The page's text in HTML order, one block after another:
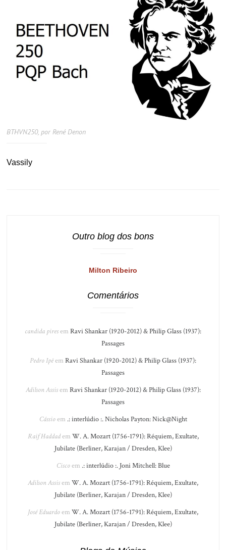
BTHVN250, por René Denon
Vassily
Outro blog dos bons
Milton Ribeiro
Comentários
candida piresem Ravi Shankar (1920-2012) & Philip Glass (1937):
Passages
Pedro Ipêem Ravi Shankar (1920-2012) & Philip Glass (1937):
Passages
Adilson Assisem Ravi Shankar (1920-2012) & Philip Glass (1937):
Passages
Cássioem .: interlúdio :. Nicholas Payton: Nick@Night
Raif Haddadem W. A. Mozart (1756-1791): Réquiem, Exultate,
Jubilate (Berliner, Karajan / Dresden, Klee)
Ciscoem .: interlúdio :. Joni Mitchell: Blue
Adilson Assisem W. A. Mozart (1756-1791): Réquiem, Exultate,
Jubilate (Berliner, Karajan / Dresden, Klee)
José Eduardoem W. A. Mozart (1756-1791): Réquiem, Exultate,
Jubilate (Berliner, Karajan / Dresden, Klee)